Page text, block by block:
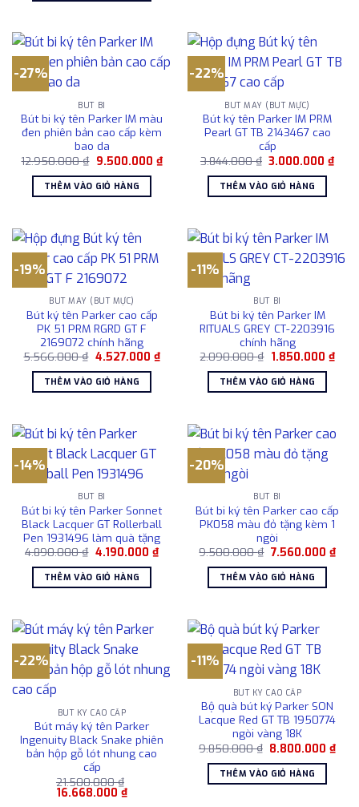
-27%
BÚT BI
Bút bi ký tên Parker IM màu
đen phiên bản cao cấp kèm
bao da
12.950.000₫ Giá
là:
12.950.000 ₫.
9.500.000 ₫Giá
hiện
9.500.000 ₫.
THÊM VÀO GIỎ HÀNG
-22%
BÚT MÁY (BÚT MỰC)
Bút ký tên Parker IM PRM
Pearl GT TB 2143467 cao
cấp
3.844.000₫ Giá
là:
3.844.000 ₫.
3.000.000₫Giá
hiện
THÊM VÀO GIỎ HÀNG
-19%
BÚT MÁY (BÚT MỰC)
Bút ký tên Parker cao cấp
PK 51 PRM RGRD GT F
2169072 chính hãng
5.566.000₫ Giá
là:
5.566.000 ₫.
4.527.000 ₫Giá
hiện
4.527.000 ₫.
THÊM VÀO GIỎ HÀNG
-11%
BÚT BI
Bút bi ký tên Parker IM
RITUALS GREY CT-2203916
chính hãng
2.090.000₫ Giá
là:
2.090.000 ₫.
1.850.000 ₫Giá
hiện
THÊM VÀO GIỎ HÀNG
-14%
BÚT BI
Bút bi ký tên Parker Sonnet
Black Lacquer GT Rollerball
Pen 1931496 làm quà tặng
4.890.000₫ Giá
là:
4.890.000 ₫.
4.190.000 ₫Giá
THÊM VÀO GIỎ HÀNG
-20%
BÚT BI
Bút bi ký tên Parker cao cấp
PK058 màu đỏ tặng kèm 1
ngòi
9.500.000₫ Giá
là:
9.500.000 ₫.
7.560.000 ₫Giá
THÊM VÀO GIỎ HÀNG
-22%
BÚT KÝ CAO CẤP
Bút máy ký tên Parker
Ingenuity Black Snake phiên
bản hộp gỗ lót nhung cao
cấp
21.500.000₫
Giá
16.668.000 ₫Giá
hiện
-11%
BÚT KÝ CAO CẤP
Bộ quà bút ký Parker SON
Lacque Red GT TB 1950774
ngòi vàng 18K
9.850.000₫ Giá
là:
9.850.000 ₫.
8.800.000₫Giá
hiện
THÊM VÀO GIỎ HÀNG